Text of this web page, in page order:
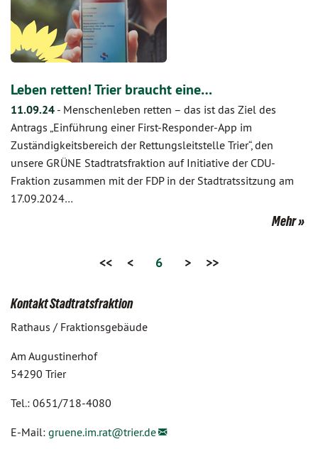
Leben retten! Trier braucht eine…
11.09.24 - Menschenleben retten – das ist das Ziel des
Antrags „Einführung einer First-Responder-App im
Zuständigkeitsbereich der Rettungsleitstelle Trier“, den
unsere GRÜNE Stadtratsfraktion auf Initiative der CDU-
Fraktion zusammen mit der FDP in der Stadtratssitzung am
17.09.2024…
Mehr
<< < 6 > >>
Kontakt Stadtratsfraktion
Rathaus / Fraktionsgebäude
Am Augustinerhof
54290 Trier
Tel.: 0651/718-4080
E-Mail: gruene.im.rat@trier.de